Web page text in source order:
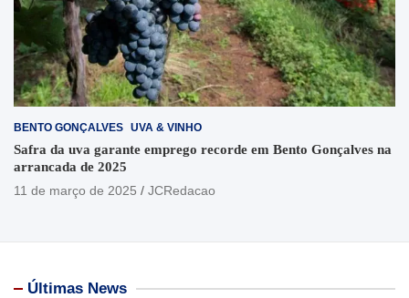
BENTO GONÇALVES UVA & VINHO
Safra da uva garante emprego recorde em Bento Gonçalves na
arrancada de 2025
11 de março de 2025
JCRedacao
Últimas News